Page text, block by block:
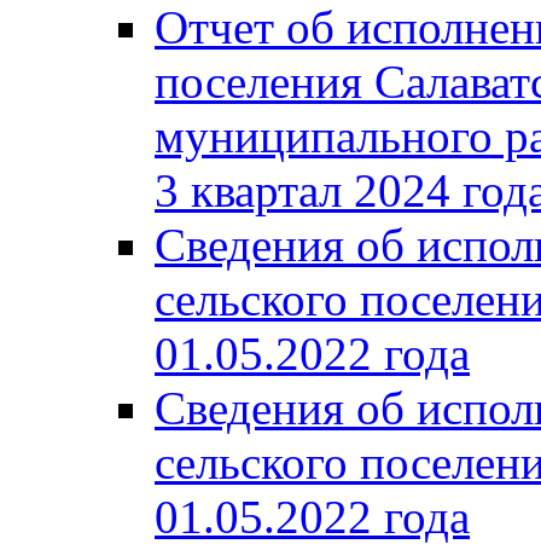
Отчет об
поселения
муниципального
3 квартал 2024
Сведения об
сельского
01.05.2022 года
Сведения об
сельского
01.05.2022 года